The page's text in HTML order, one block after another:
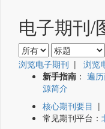
电子期刊/
浏览电子期刊 | 浏览
新手指南 ： 遍
源简介
核心期刊要目 |
常见期刊平台：